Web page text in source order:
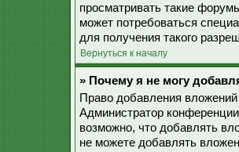
просматривать такие
может потребоваться
для получения такого
Вернуться к началу
» Почему я не могу
Право добавления
Администратор
возможно, что добавлять
не можете добавлять